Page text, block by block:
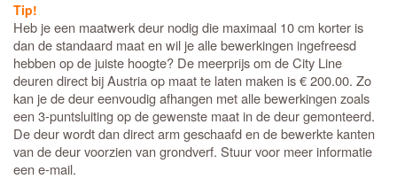
Tip!
Heb je een maatwerk deur nodig die maximaal 10 cm korter is
dan de standaard maat en wil je alle bewerkingen ingefreesd
hebben op de juiste hoogte? De meerprijs om de City Line
deuren direct bij Austria op maat te laten maken is € 200.00. Zo
kan je de deur eenvoudig afhangen met alle bewerkingen zoals
een 3-puntsluiting op de gewenste maat in de deur gemonteerd.
De deur wordt dan direct arm geschaafd en de bewerkte kanten
van de deur voorzien van grondverf. Stuur voor meer informatie
een e-mail.